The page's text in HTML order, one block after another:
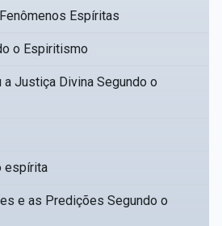
Espíritas
o Espiritismo
a Justiça Divina Segundo o
espírita
e as Predições Segundo o